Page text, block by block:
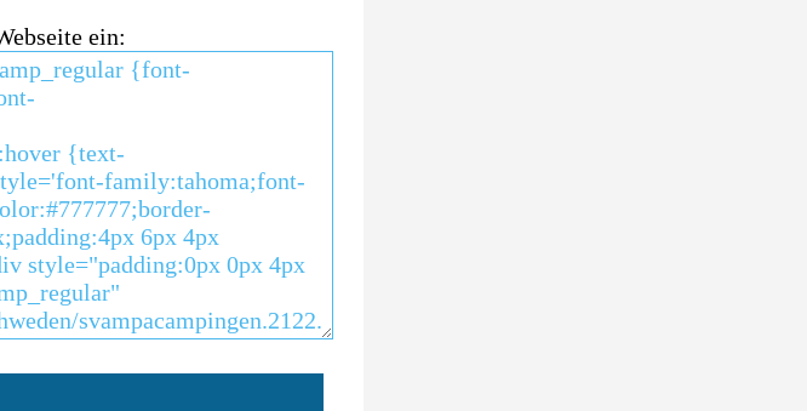
ein: